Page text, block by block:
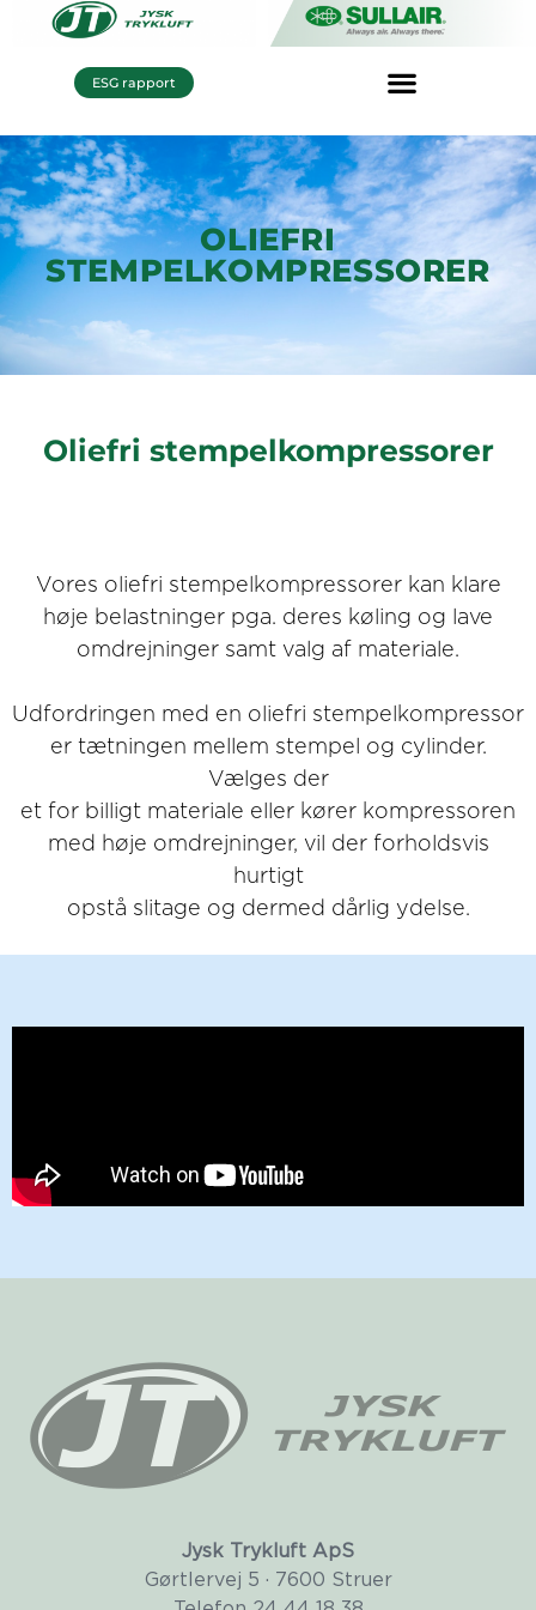
ESG rapport
OLIEFRI
STEMPELKOMPRESSORER
Oliefri stempelkompressorer
Vores oliefri stempelkompressorer kan klare
høje belastninger pga. deres køling og lave
omdrejninger samt valg af materiale.
Udfordringen med en oliefri stempelkompressor
er tætningen mellem stempel og cylinder.
Vælges der
et for billigt materiale eller kører kompressoren
med høje omdrejninger, vil der forholdsvis
hurtigt
opstå slitage og dermed dårlig ydelse.
Jysk Trykluft ApS
Gørtlervej 5 · 7600 Struer